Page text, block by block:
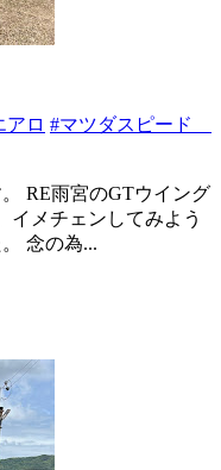
アロ #マツダスピード
RE雨宮のGTウイング
イメチェンしてみよう
念の為...